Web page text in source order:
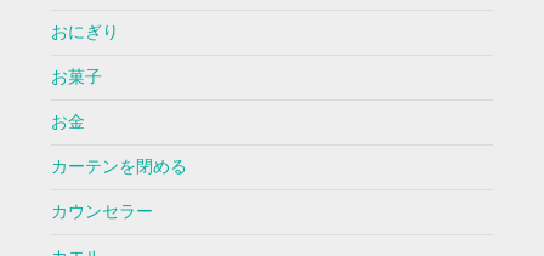
おにぎり
お菓子
お金
カーテンを閉める
カウンセラー